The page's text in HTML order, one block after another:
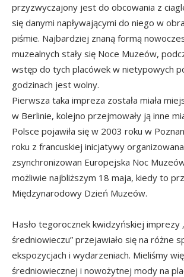
przyzwyczajony jest do obcowania z
się danymi napływającymi do niego w
piśmie. Najbardziej znaną formą
muzealnych stały się Noce Muzeów,
wstęp do tych placówek w nietypowych
godzinach jest wolny.
Pierwsza taka impreza została miała
w Berlinie, kolejno przejmowały ją inne
Polsce pojawiła się w 2003 roku w
roku z francuskiej inicjatywy
zsynchronizowan Europejska Noc
możliwie najbliższym 18 maja, kiedy to
Międzynarodowy Dzień Muzeów.
Hasło tegorocznek kwidzyńskiej imprezy
średniowieczu” przejawiało się na różne
ekspozycjach i wydarzeniach. Mieliśmy
średniowiecznej i nowożytnej mody na